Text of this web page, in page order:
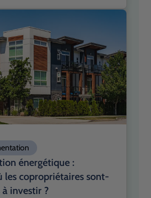
évolutions importantes
avec un objectif affiché :
les financements sur les
les plus efficaces.
énergétique :
les copropriétaires sont-
investir ?